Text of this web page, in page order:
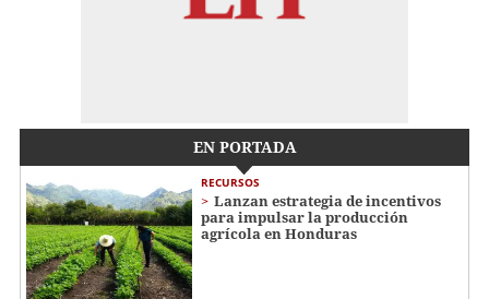
EN PORTADA
RECURSOS
Lanzan estrategia de incentivos
para impulsar la producción
agrícola en Honduras